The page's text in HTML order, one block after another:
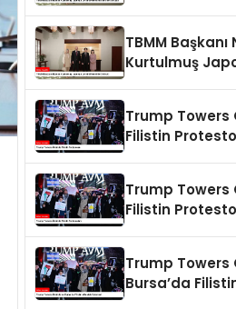
TBMM Başkanı
Kurtulmuş
Trump Towers
Filistin
Trump Towers
Filistin
Trump Towers
Bursa’da